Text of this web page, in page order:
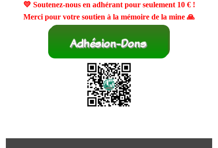
💛 Soutenez-nous en adhérant pour seulement 10 €!
Merci pour votre soutien à la mémoire de la mine 🙏